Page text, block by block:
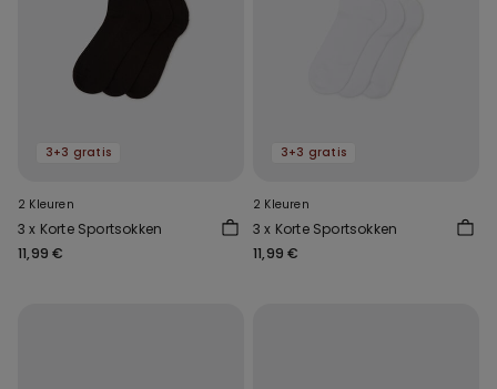
3+3 gratis
2 Kleuren
3 x Korte Sportsokken
11,99 €
3+3 gratis
2 Kleuren
3 x Korte Sportsokken
11,99 €